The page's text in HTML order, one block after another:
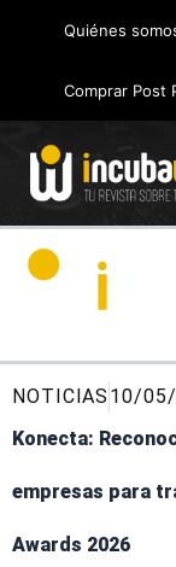
Quiénes
Comprar Post
NOTICIAS 10/
Konecta:
empresas para
Awards 2026